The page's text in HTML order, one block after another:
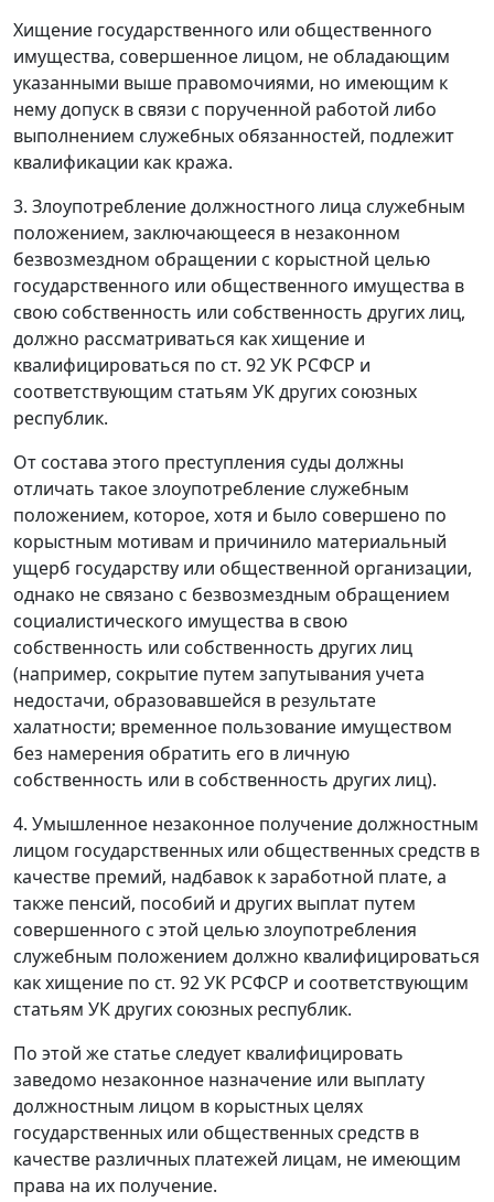
Хищение государственного или общественного
имущества, совершенное лицом, не обладающим
указанными выше правомочиями, но имеющим к
нему допуск в связи с порученной работой либо
выполнением служебных обязанностей, подлежит
квалификации как кража.
3. Злоупотребление должностного лица служебным
положением, заключающееся в незаконном
безвозмездном обращении с корыстной целью
государственного или общественного имущества в
свою собственность или собственность других лиц,
должно рассматриваться как хищение и
квалифицироваться по ст. 92УК РСФСР и
соответствующим статьям УК других союзных
республик.
От состава этого преступления суды должны
отличать такое злоупотребление служебным
положением, которое, хотя и было совершено по
корыстным мотивам и причинило материальный
ущерб государству или общественной организации,
однако не связано с безвозмездным обращением
социалистического имущества в свою
собственность или собственность других лиц
(например, сокрытие путем запутывания учета
недостачи, образовавшейся в результате
халатности; временное пользование имуществом
без намерения обратить его в личную
собственность или в собственность других лиц).
4. Умышленное незаконное получение должностным
лицом государственных или общественных средств в
качестве премий, надбавок к заработной плате, а
также пенсий, пособий и других выплат путем
совершенного с этой целью злоупотребления
служебным положением должно квалифицироваться
как хищение по ст. 92УК РСФСР и соответствующим
статьям УК других союзных республик.
По этой же статье следует квалифицировать
заведомо незаконное назначение или выплату
должностным лицом в корыстных целях
государственных или общественных средств в
качестве различных платежей лицам, не имеющим
права на их получение.